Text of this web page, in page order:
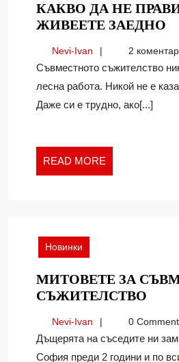
КАКВО ДА НЕ
ЖИВЕЕТЕ ЗАЕДНО
Nevi-IvanNevi-
Ivan
2
Съвместното съжителство никога не е било
лесна работа. Никой не е
Даже си е трудно, ако[...]
READ MORE
MORE
Новинки
МИТОВЕТЕ ЗА
СЪЖИТЕЛСТВО
Nevi-IvanNevi-
Ivan
0
Дъщерята на съседите ни замина да учи в
София преди 2 години и по